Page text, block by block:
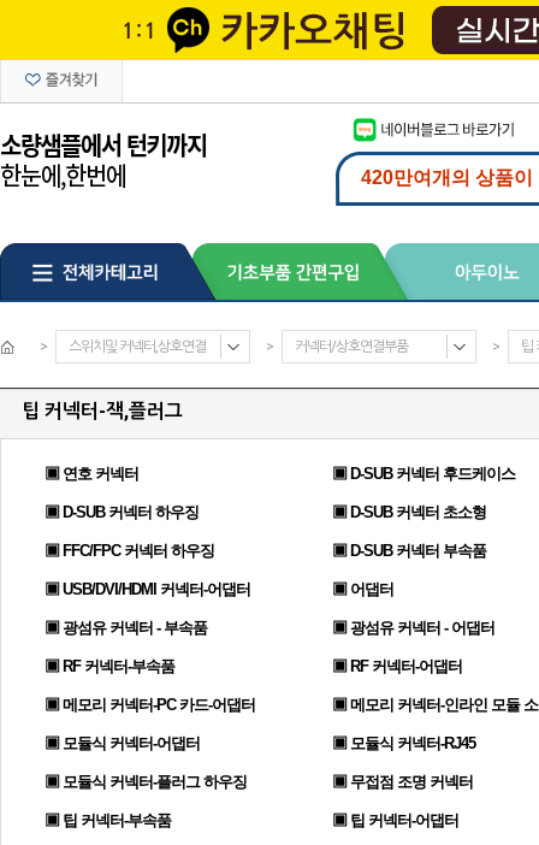
> 스위치및 커넥터,상호연결 > 커넥터/상호연결부품 > 팁
팁 커넥터-잭,플러그
▣ 연호 커넥터 ▣ D-SUB 커넥터 후드케이스
▣ D-SUB 커넥터 하우징 ▣ D-SUB 커넥터 초소형
▣ FFC/FPC 커넥터 하우징 ▣ D-SUB 커넥터 부속품
▣ USB/DVI/HDMI 커넥터-어댑터 ▣ 어댑터
▣ 광섬유 커넥터 - 부속품 ▣ 광섬유 커넥터 - 어댑터
▣ RF 커넥터-부속품 ▣ RF 커넥터-어댑터
▣ 메모리 커넥터-PC 카드-어댑터 ▣ 메모리 커넥터-인라인 모듈
▣ 모듈식 커넥터-어댑터 ▣ 모듈식 커넥터-RJ45
▣ 모듈식 커넥터-플러그 하우징 ▣ 무접점 조명 커넥터
▣ 팁 커넥터-부속품 ▣ 팁 커넥터-어댑터